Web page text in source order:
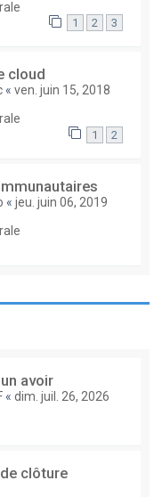
1 2 3
cloud
« ven. juin 15, 2018
1 2
« jeu. juin 06, 2019
avoir
« dim. juil. 26, 2026
clôture